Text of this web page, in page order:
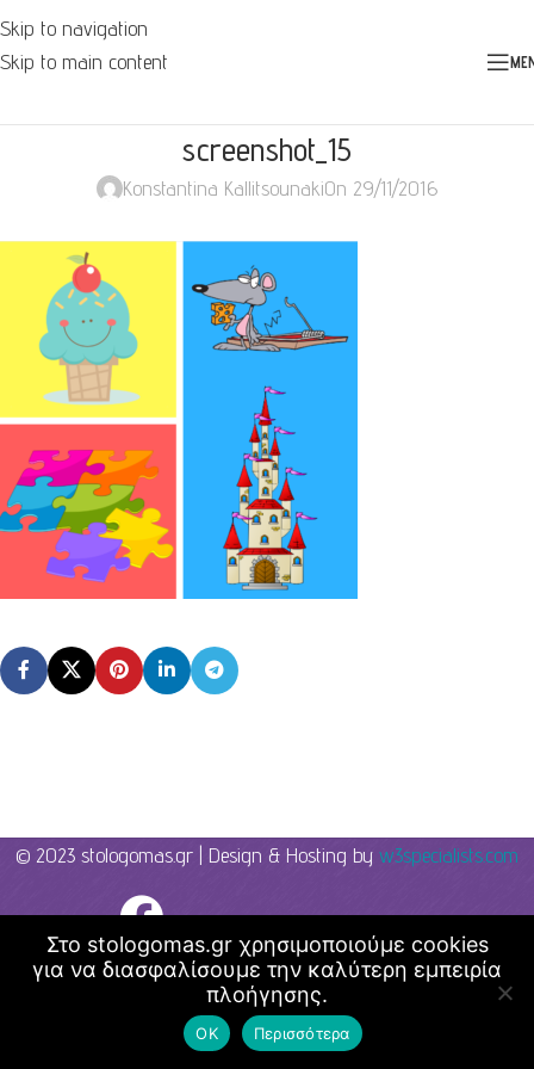
Skip to navigation
Skip to main content
screenshot_15
Konstantina KallitsounakiOn 29/11/2016
© 2023 stologomas.gr | Design & Hosting by w3specialists.com
Στο stologomas.gr χρησιμοποιούμε cookies
για να διασφαλίσουμε την καλύτερη εμπειρία
πλοήγησης.
ΟΚ Περισσότερα